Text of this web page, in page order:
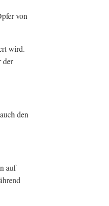
von
wird.
der
den
auf